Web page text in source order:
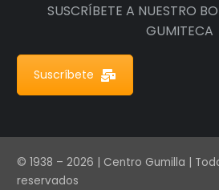
SUSCRÍBETE A NUESTRO
GUMITECA
Suscríbete
© 1938 – 2026 | Centro Gumilla |
reservados